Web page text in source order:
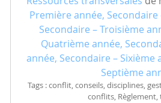
Première année, Secondaire
Secondaire – Troisième
Quatrième année,
année, Secondaire – Sixième
Septième
Tags : conflit, conseils, disciplines,
conflits,